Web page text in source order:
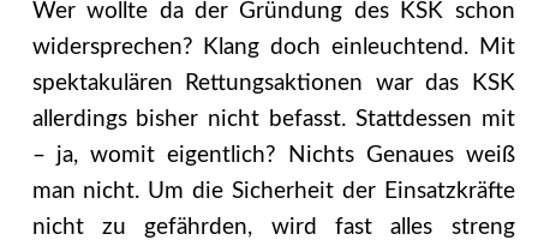
Wer wollte da der Gründung des KSK schon
widersprechen? Klang doch einleuchtend. Mit
spektakulären Rettungsaktionen war das KSK
allerdings bisher nicht befasst. Stattdessen mit
– ja, womit eigentlich? Nichts Genaues weiß
man nicht. Um die Sicherheit der Einsatzkräfte
nicht zu gefährden, wird fast alles streng